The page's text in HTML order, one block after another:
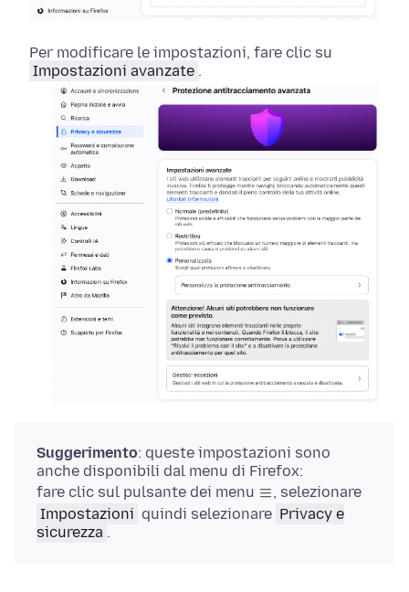
Per modificare le impostazioni, fare clic su
Impostazioni avanzate .
Suggerimento: queste impostazioni sono
anche disponibili dal menu di Firefox:
fare clic sul pulsante dei menu
, selezionare
Impostazioni quindi selezionare Privacy e
sicurezza .